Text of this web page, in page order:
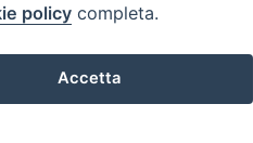
policy completa.
Accetta